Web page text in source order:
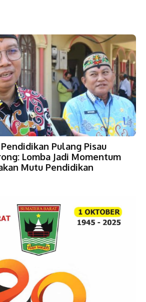
Pulang Pisau
Lomba Jadi Momentum
Mutu Pendidikan